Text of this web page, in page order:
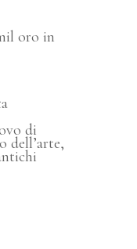
oro in
di
dell’arte,